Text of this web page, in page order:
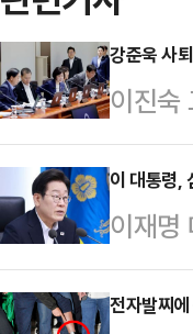
강준욱 사
이진숙
서관이
문이
다"는
정 대
관련해
이 대통령,
이재명
드로
정직 7
전자발찌